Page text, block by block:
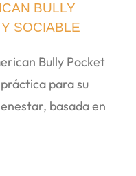
BULLY
SOCIABLE
Bully Pocket
para su
basada en